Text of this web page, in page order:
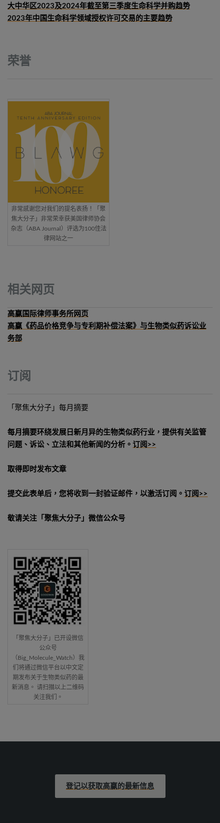
大中华区2023及2024年截至第三季度生命科学并购趋势
2023年中国生命科学领域授权许可交易的主要趋势
荣誉
非常感谢您对我们的提名表扬！「聚
焦大分子」非常荣幸获美国律师协会
杂志（ABA Journal）评选为100佳法
律网站之一
相关网页
高赢国际律师事务所网页
高赢《药品价格竞争与专利期补偿法案》与生物类似药诉讼业
务部
订阅
「聚焦大分子」每月摘要
每月摘要环绕发展日新月异的生物类似药行业，提供有关监管
问题、诉讼、立法和其他新闻的分析。 订阅>>
取得即时发布文章
提交此表单后，您将收到一封验证邮件，以激活订阅。 订阅>>
敬请关注「聚焦大分子」微信公众号
「聚焦大分子」已开设微信
公众号
（Big_Molecule_Watch）我
们将通过微信平台以中文定
期发布关于生物类似药的最
新消息。 请扫描以上二维码
关注我们。
登记以获取高赢的最新信息